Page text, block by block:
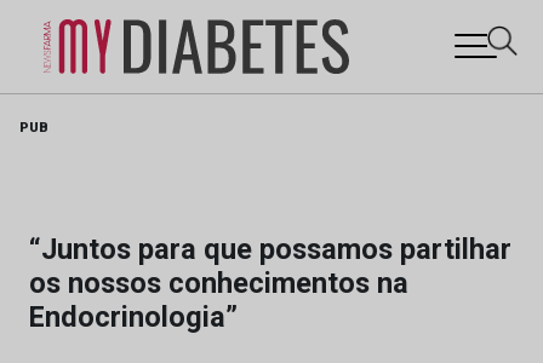
PUB
“Juntos para que possamos partilhar
os nossos conhecimentos na
Endocrinologia”